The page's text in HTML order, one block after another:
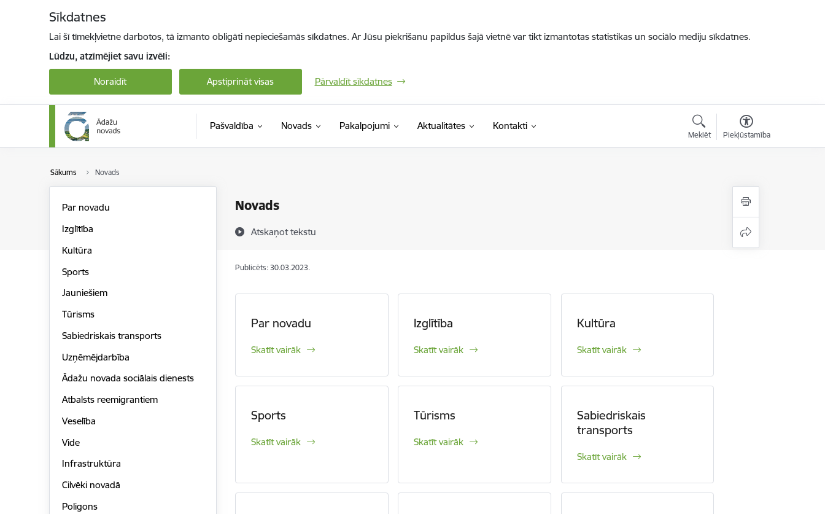
Sīkdatnes
Lai šī tīmekļvietne darbotos, tā izmanto obligāti nepieciešamās sīkdatnes. Ar Jūsu piekrišanu papildus šajā vietnē var tikt izmantotas statistikas un sociālo mediju sīkdatnes.
Lūdzu, atzīmējiet savu izvēli:
Noraidīt Apstiprināt visas Pārvaldīt sīkdatnes
Pašvaldība Novads Pakalpojumi Aktualitātes Kontakti
Meklēt Piekļūstamība
Sākums Novads
Novads
Atskaņot tekstu
Par novadu
Izglītība
Kultūra
Sports
Jauniešiem
Tūrisms
Sabiedriskais transports
Uzņēmējdarbība
Ādažu novada sociālais dienests
Atbalsts reemigrantiem
Veselība
Vide
Infrastruktūra
Cilvēki novadā
Poligons
Publicēts: 30.03.2023.
Par novadu
Skatīt vairāk
Izglītība
Skatīt vairāk
Kultūra
Skatīt vairāk
Sports
Skatīt vairāk
Tūrisms
Skatīt vairāk
Sabiedriskais
transports
Skatīt vairāk